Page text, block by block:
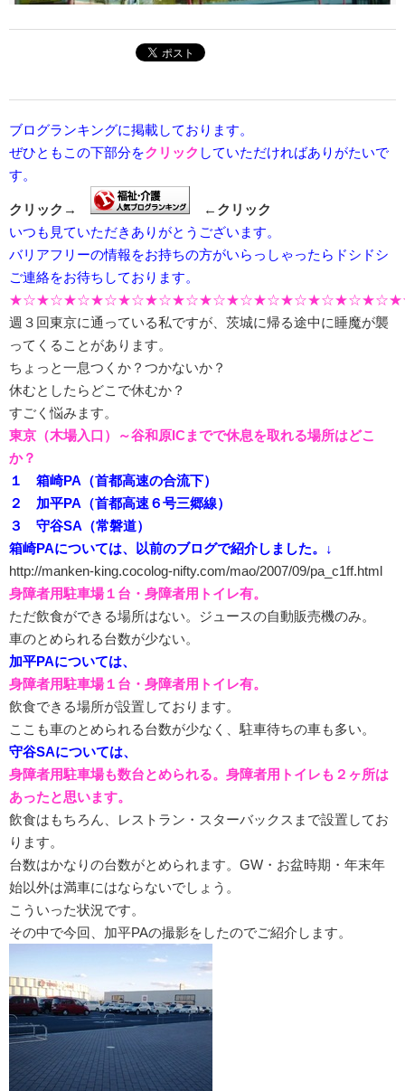
ブログランキングに掲載しております。
ぜひともこの下部分をクリック していただければありがたいで
す。
クリック→
←クリック
いつも見ていただきありがとうございます。
バリアフリーの情報をお持ちの方がいらっしゃったらドシドシ
ご連絡をお待ちしております。
週３回東京に通っている私ですが、茨城に帰る途中に睡魔が襲
ってくることがあります。
ちょっと一息つくか？つかないか？
休むとしたらどこで休むか？
すごく悩みます。
東京（木場入口）～谷和原ICまでで休息を取れる場所はどこ
か？
１ 箱崎PA（首都高速の合流下）
２ 加平PA（首都高速６号三郷線）
３ 守谷SA（常磐道）
箱崎PAについては、以前のブログで紹介しました。↓
http://manken-king.cocolog-nifty.com/mao/2007/09/pa_c1ff.html
身障者用駐車場１台・身障者用トイレ有。
ただ飲食ができる場所はない。ジュースの自動販売機のみ。
車のとめられる台数が少ない。
加平PAについては、
身障者用駐車場１台・身障者用トイレ有。
飲食できる場所が設置しております。
ここも車のとめられる台数が少なく、駐車待ちの車も多い。
守谷SAについては、
身障者用駐車場も数台とめられる。身障者用トイレも２ヶ所は
あったと思います。
飲食はもちろん、レストラン・スターバックスまで設置してお
ります。
台数はかなりの台数がとめられます。GW・お盆時期・年末年
始以外は満車にはならないでしょう。
こういった状況です。
その中で今回、加平PAの撮影をしたのでご紹介します。